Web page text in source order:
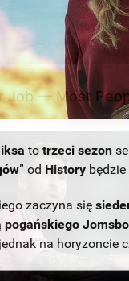
to trzeci sezon
” od History będzie
zaczyna się
pogańskiego
na horyzoncie
Job — Most
FIFA 2026 Facts